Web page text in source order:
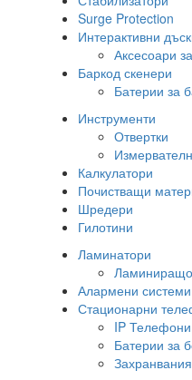
Surge Protection
Интерактивни
Аксесоари
Баркод скенери
Батерии за
Инструменти
Отвертки
Калкулатори
Почистващи
Шредери
Гилотини
Ламинатори
Алармени
Стационарни
IP Телефони
Батерии за